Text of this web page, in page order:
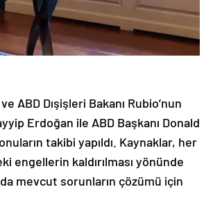
Erdoğan ile ABD Başkanı Donald
takibi yapıldı. Kaynaklar, her
engellerin kaldırılması yönünde
mevcut sorunların çözümü için